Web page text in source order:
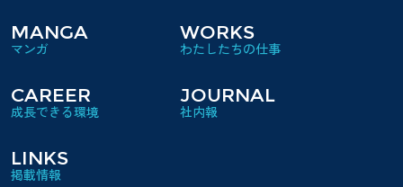
MANGA
WORKS
CAREER
JOURNAL
LINKS